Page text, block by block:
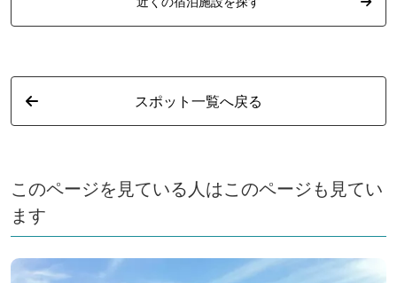
スポット一覧へ戻る
このページを見ている人はこのページも見てい
ます